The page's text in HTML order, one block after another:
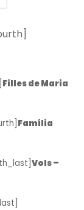
Filles de Maria
Família
Vols –